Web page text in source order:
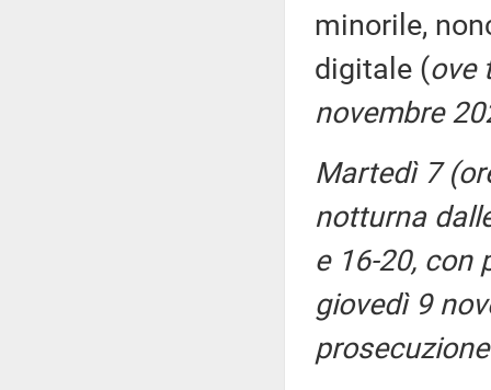
minorile,
digitale (ove
novembre
Martedì 7
notturna
e 16-20, con
giovedì 9